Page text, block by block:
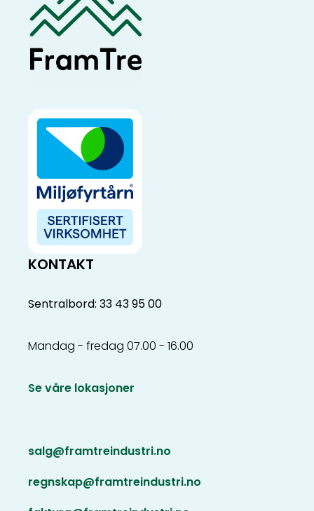
KONTAKT
Sentralbord: 33 43 95 00
Mandag - fredag 07.00 - 16.00
Se våre lokasjoner
salg@framtreindustri.no
regnskap@framtreindustri.no